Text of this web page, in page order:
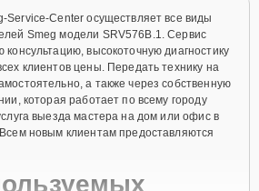
Service-Center осуществляет все виды
Smeg модели SRV576B.1. Сервис
консультацию, высокоточную диагностику
клиентов цены. Передать технику на
а также через собственную
которая работает по всему городу
выезда мастера на дом или офис в
новым клиентам предоставляются